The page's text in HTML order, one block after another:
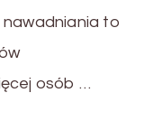
nawadniania to
osób …